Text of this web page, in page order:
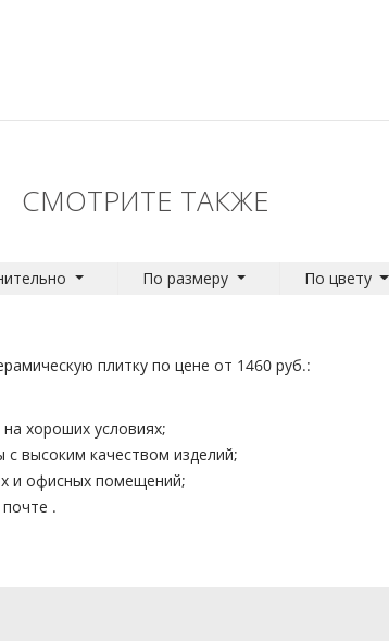
СМОТРИТЕ ТАКЖЕ
По размеру По цвету
плитку по цене от 1460 руб.:
хороших условиях;
высоким качеством изделий;
и офисных помещений;
.